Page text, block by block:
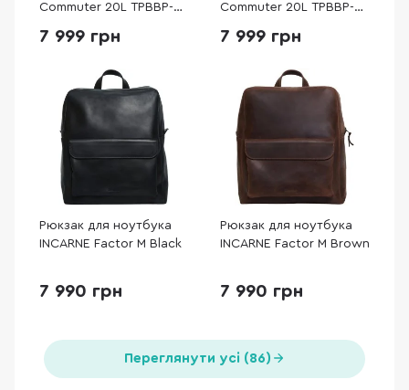
Commuter 20L TPBBP-
7 999 грн
Commuter 20L TPBBP-
(3205233)
7 999 грн
Рюкзак для ноутбука
INCARNE Factor M Black
7 990 грн
Рюкзак для ноутбука
INCARNE Factor M Brown
7 990 грн
Переглянути усі (86)